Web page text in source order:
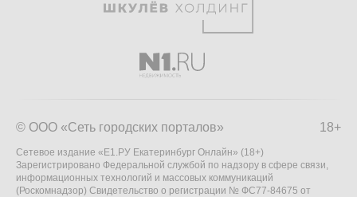
18+
© ООО «Сеть городских порталов»
Сетевое издание «Е1.РУ Екатеринбург Онлайн» (18+)
Зарегистрировано Федеральной службой по надзору в сфере связи,
информационных технологий и массовых коммуникаций
(Роскомнадзор) Свидетельство о регистрации № ФС77-84675 от